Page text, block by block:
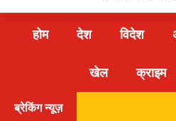
होम देश विदेश
खेल क्राइम
ब्रेकिंग न्यूज़